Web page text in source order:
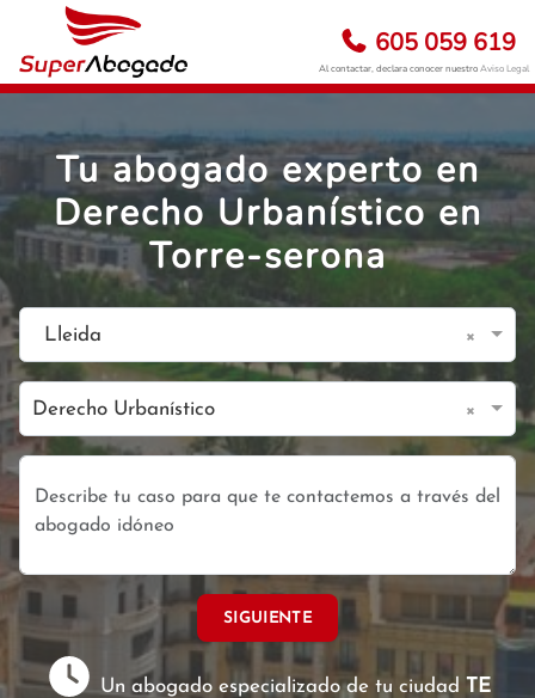
605 059 619
Al contactar, declara conocer nuestroAviso Legal
Tu abogado experto en
Derecho Urbanístico en
Torre-serona
Lleida ×
Derecho Urbanístico ×
SIGUIENTE
Un abogado especializado de tu ciudad TE